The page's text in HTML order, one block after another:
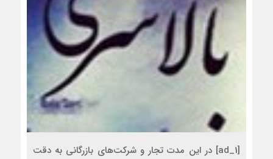
[ad_1] در این مدت تجار و شرکت‌های بازرگانی به دقت